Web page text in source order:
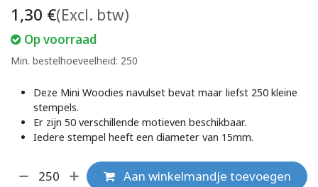
1,30 €(Excl. btw)
Op voorraad
Min. bestelhoeveelheid: 250
Deze Mini Woodies navulset bevat maar liefst 250 kleine
stempels.
Er zijn 50 verschillende motieven beschikbaar.
Iedere stempel heeft een diameter van 15mm.
Aan winkelmandje toevoegen